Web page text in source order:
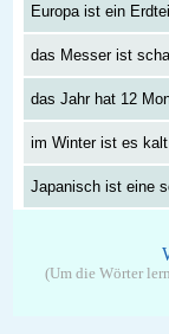
Europa ist ein
das Messer ist
das Jahr hat 12
im Winter ist es kalt
Japanisch ist eine
(Um die Wörter